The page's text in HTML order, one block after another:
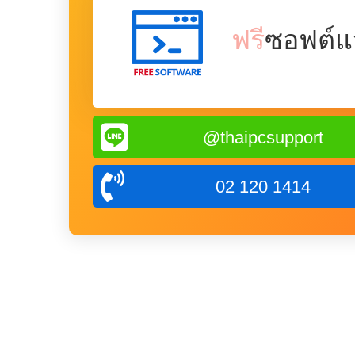
ฟรีซอฟต์แ
@thaipcsupport
02 120 1414